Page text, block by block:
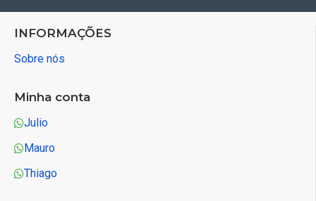
INFORMAÇÕES
Sobre nós
Minha conta
Julio
Mauro
Thiago